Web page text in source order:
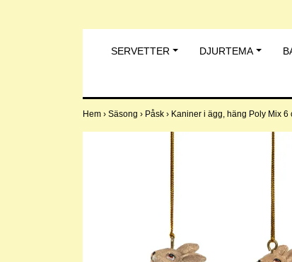
SERVETTER DJURTEMA
Hem › Säsong › Påsk › Kaniner i ägg, häng Poly Mix 6